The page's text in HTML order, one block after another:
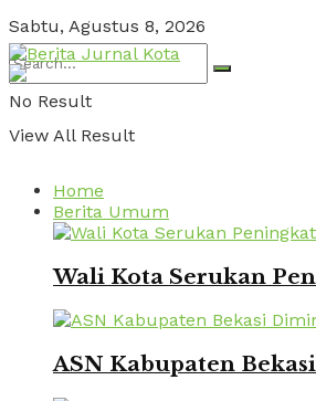
Sabtu, Agustus 8, 2026
No Result
View All Result
Home
Berita Umum
Wali Kota Serukan
ASN Kabupaten